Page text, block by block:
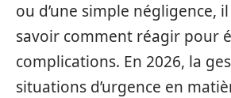
ou d’une simple négligence,
savoir comment réagir pour
complications. En 2026, la
situations d’urgence en